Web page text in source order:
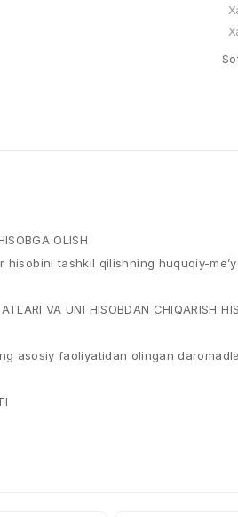
OLISH
hisobini tashkil qilishning huquqiy-
VA UNI HISOBDAN CHIQARISH
asosiy faoliyatidan olingan